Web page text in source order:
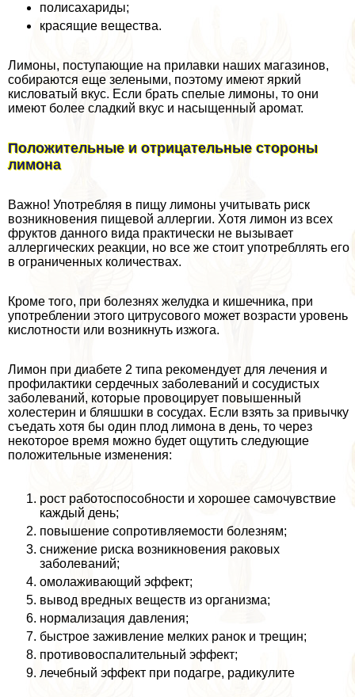
полисахариды;
красящие вещества.
Лимоны, поступающие на прилавки наших магазинов,
собираются еще зелеными, поэтому имеют яркий
кисловатый вкус. Если брать спелые лимоны, то они
имеют более сладкий вкус и насыщенный аромат.
Положительные и отрицательные стороны
лимона
Важно! Употрeбляя в пищу лимоны учитывать риск
возникновения пищевой аллергии. Хотя лимон из всех
фруктов данного вида пpaктически не вызывает
аллергических реакции, но все же стоит употрeбллять его
в ограниченных количествах.
Кроме того, при болезнях желудка и кишечника, при
употрeблении этого цитрусового может возрасти уровень
кислотности или возникнуть изжога.
Лимон при диабете 2 типа рекомендует для лечения и
профилактики сердечных заболеваний и сосудистых
заболеваний, которые провоцирует повышенный
холестерин и бляшшки в сосудах. Если взять за привычку
съедать хотя бы один плод лимона в день, то через
некоторое время можно будет ощутить следующие
положительные изменения:
рост работоспособности и хорошее самочувствие
каждый день;
повышение сопротивляемости болезням;
снижение риска возникновения paковых
заболеваний;
омолаживающий эффект;
вывод вредных веществ из организма;
нормализация давления;
быстрое заживление мелких ранок и трещин;
противовоспалительный эффект;
лечебный эффект при подагре, радикулите